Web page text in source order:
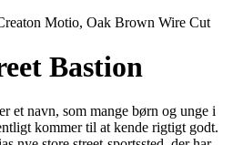
Bastion
et navn, som mange børn og unge i
kommer til at kende rigtigt godt.